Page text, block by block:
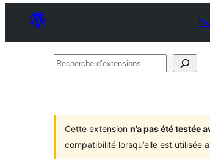
Recherche
Cette extension n’a pas été testée
compatibilité lorsqu’elle est utilisée